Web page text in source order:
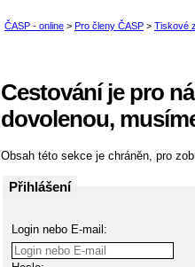
Cestování je pro
dovolenou,
Obsah této sekce je chráněn, pro
Přihlášení
Login nebo E-mail: